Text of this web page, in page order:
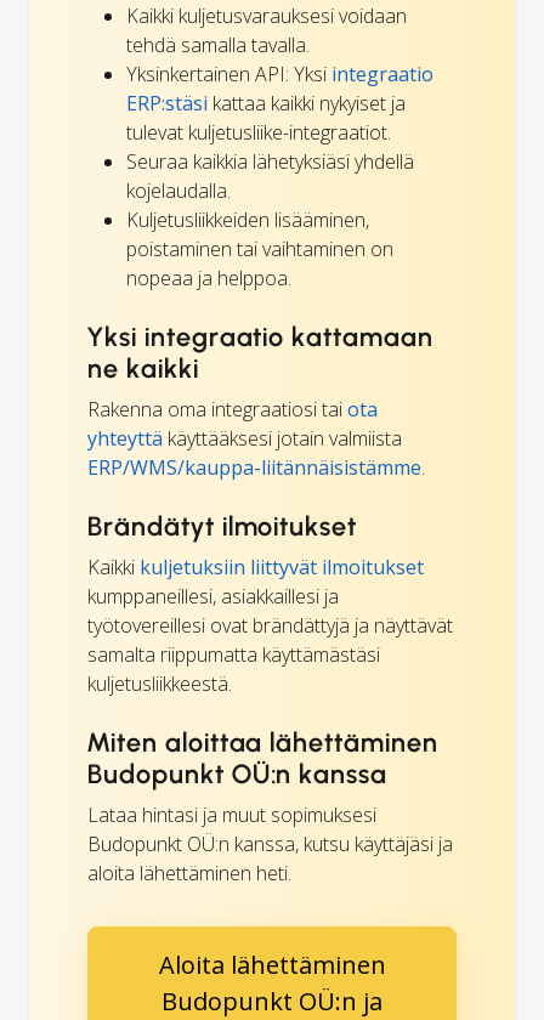
Kaikki kuljetusvarauksesi voidaan
tehdä samalla tavalla.
Yksinkertainen API: Yksi integraatio
ERP:stäsi kattaa kaikki nykyiset ja
tulevat kuljetusliike-integraatiot.
Seuraa kaikkia lähetyksiäsi yhdellä
kojelaudalla.
Kuljetusliikkeiden lisääminen,
poistaminen tai vaihtaminen on
nopeaa ja helppoa.
Yksi integraatio kattamaan
ne kaikki
Rakenna oma integraatiosi taiota
yhteyttä käyttääksesi jotain valmiista
ERP/WMS/kauppa-liitännäisistämme.
Brändätyt ilmoitukset
Kaikki kuljetuksiin liittyvät ilmoitukset
kumppaneillesi, asiakkaillesi ja
työtovereillesi ovat brändättyjä ja näyttävät
samalta riippumatta käyttämästäsi
kuljetusliikkeestä.
Miten aloittaa lähettäminen
Budopunkt OÜ:n kanssa
Lataa hintasi ja muut sopimuksesi
Budopunkt OÜ:n kanssa, kutsu käyttäjäsi ja
aloita lähettäminen heti.
Aloita lähettäminen
Budopunkt OÜ:n ja